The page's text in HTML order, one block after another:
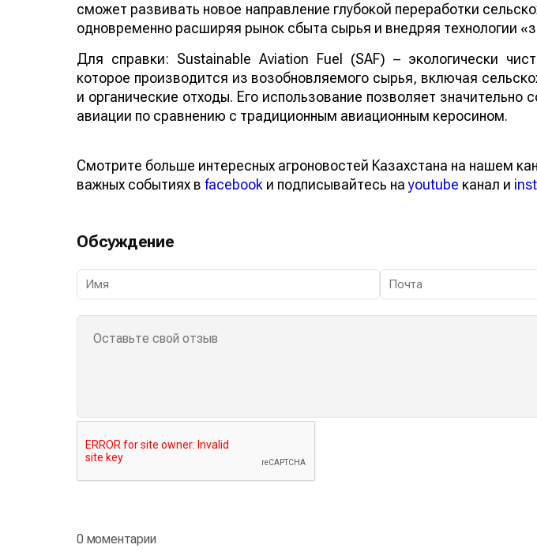
сможет развивать новое направление глубокой переработки
одновременно расширяя рынок сбыта сырья и внедряя технологии
Для справки: Sustainable Aviation Fuel (SAF) – экологически
которое производится из возобновляемого сырья, включая
и органические отходы. Его использование позволяет значительно
авиации по сравнению с традиционным авиационным керосином.
Смотрите больше интересных агроновостей Казахстана на нашем
важных событиях в facebook и подписывайтесь наyoutube канал и
Обсуждение
0 моментарии